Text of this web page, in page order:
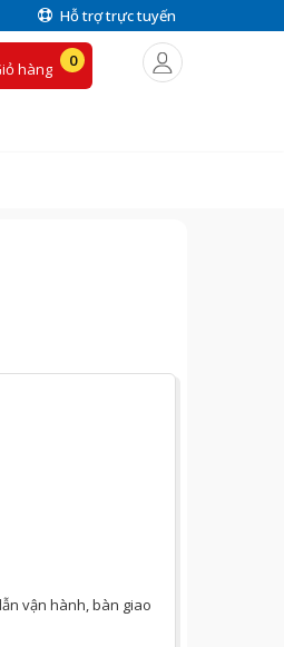
Hỗ trợ trực tuyến
hàng 0
vận hành, bàn giao